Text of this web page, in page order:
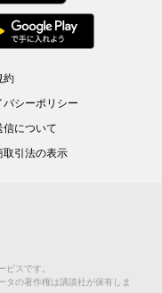
約
バシーポリシー
信について
取引法の表示
ビスです。
タの著作権は講談社が保有しま